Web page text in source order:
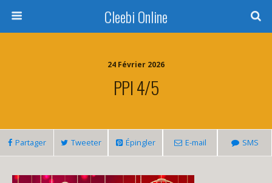
Cleebi Online
24 Février 2026
PPI 4/5
Partager Tweeter Épingler E-mail SMS